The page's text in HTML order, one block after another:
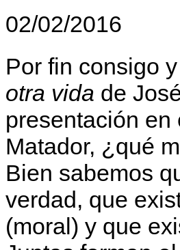
02/02/2016
Por fin consigo
otra vida de
presentación
Matador, ¿qué
Bien sabemos
verdad, que
(moral) y que